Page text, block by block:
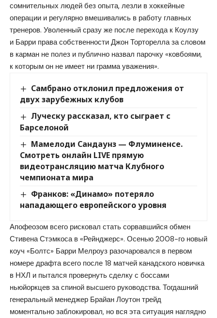
сомнительных людей без опыта, лезли в хоккейные
операции и регулярно вмешивались в работу главных
тренеров. Уволенный сразу же после перехода к Коулзу
и Барри права собственности Джон Торторелла за словом
в карман не полез и публично назвал парочку «ковбоями,
к которым он не имеет ни грамма уважения».
Самбрано отклонил предложения от
двух зарубежных клубов
Луческу рассказал, кто сыграет с
Барселоной
Мамелоди Сандаунз — Флуминенсе.
Смотреть онлайн LIVE прямую
видеотрансляцию матча Клубного
чемпионата мира
Франков: «Динамо» потеряло
нападающего европейского уровня
Апофеозом всего рисковал стать сорвавшийся обмен
Стивена Стэмкоса в «Рейнджерс». Осенью 2008-го новый
коуч «Болтс» Барри Мелроуз разочаровался в первом
номере драфта всего после 18 матчей канадского новичка
в НХЛ и пытался провернуть сделку с боссами
ньюйоркцев за спиной высшего руководства. Тогдашний
генеральный менеджер Брайан Лоутон трейд
моментально заблокировал, но вся эта ситуация наглядно